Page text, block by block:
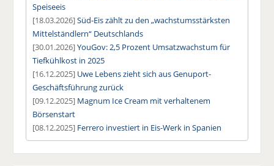
Speiseeis
[18.03.2026]Süd-Eis zählt zu den „wachstumsstärksten
Mittelständlern“ Deutschlands
[30.01.2026]YouGov: 2,5 Prozent Umsatzwachstum für
Tiefkühlkost in 2025
[16.12.2025] Uwe Lebens zieht sich aus Genuport-
Geschäftsführung zurück
[09.12.2025] Magnum Ice Cream mit verhaltenem
Börsenstart
[08.12.2025] Ferrero investiert in Eis-Werk in Spanien